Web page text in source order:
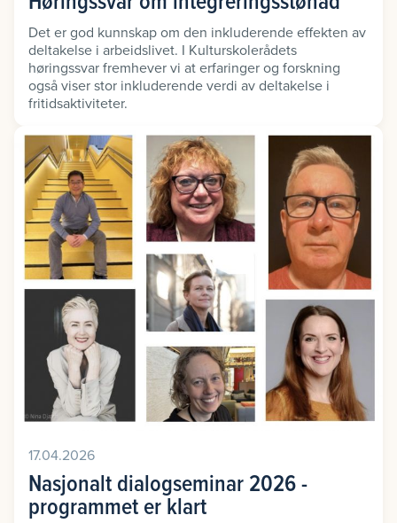
Det er god kunnskap om den inkluderende effekten av
deltakelse i arbeidslivet. I Kulturskolerådets
høringssvar fremhever vi at erfaringer og forskning
også viser stor inkluderende verdi av deltakelse i
fritidsaktiviteter.
17.04.2026
Nasjonalt dialogseminar 2026 -
programmet er klart